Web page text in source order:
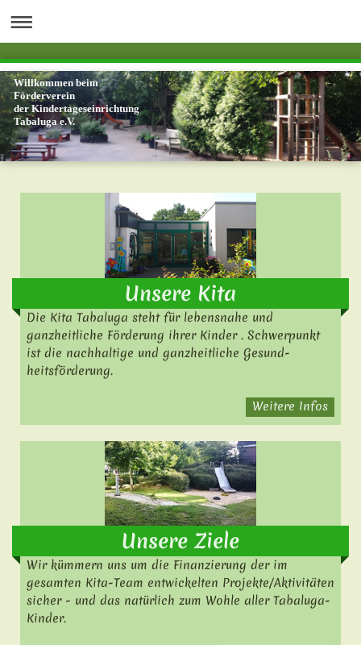
Willkommen beim
Förderverein
der Kindertageseinrichtung
Tabaluga e.V.
Unsere Kita
Die Kita Tabaluga steht für lebensnahe und
ganzheitliche Förderung ihrer Kinder . Schwerpunkt
ist die nachhaltige und ganzheitliche Gesund-
heitsförderung.
Weitere Infos
Unsere Ziele
Wir kümmern uns um die Finanzierung der im
gesamten Kita-Team entwickelten Projekte/Aktivitäten
sicher - und das natürlich zum Wohle aller Tabaluga-
Kinder.